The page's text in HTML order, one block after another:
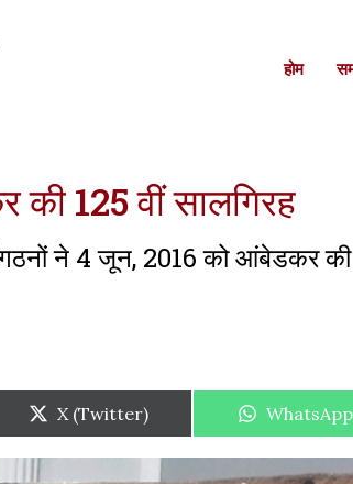
होम
125 वीं सालगिरह
ने 4 जून, 2016 को आंबेडकर की
Share
on
X (Twitter)
Share
WhatsApp